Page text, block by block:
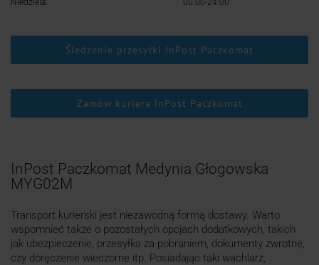
Niedziela:
00:00-24:00
Śledzenie przesyłki InPost Paczkomat
Zamów kuriera InPost Paczkomat
InPost Paczkomat Medynia Głogowska
MYG02M
Transport kurierski jest niezawodną formą dostawy. Warto
wspomnieć także o pozostałych opcjach dodatkowych, takich
jak ubezpieczenie, przesyłka za pobraniem, dokumenty zwrotne,
czy doręczenie wieczorne itp. Posiadając taki wachlarz,